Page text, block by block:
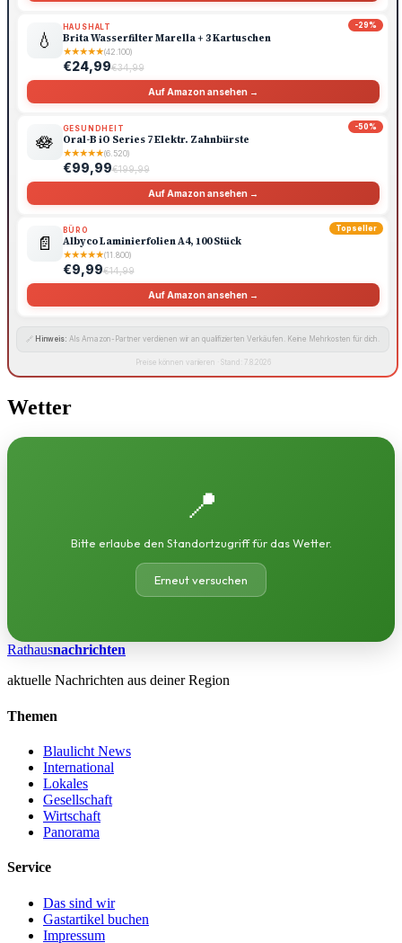
-29%
💧
HAUSHALT
Brita Wasserfilter Marella + 3 Kartuschen
★★★★★(42.100)
€24,99€34,99
Auf Amazon ansehen →
-50%
🪷
GESUNDHEIT
Oral-B iO Series 7 Elektr. Zahnbürste
★★★★★(6.520)
€99,99€199,99
Auf Amazon ansehen →
Topseller
📄
BÜRO
Albyco Laminierfolien A4, 100 Stück
★★★★★(11.800)
€9,99€14,99
Auf Amazon ansehen →
🔗 Hinweis: Als Amazon-Partner verdienen wir an qualifizierten Verkäufen. Keine Mehrkosten für dich.
Preise können variieren · Stand: 7.8.2026
Wetter
📍
Bitte erlaube den Standortzugriff für das Wetter.
Erneut versuchen
Rathausnachrichten
aktuelle Nachrichten aus deiner Region
Themen
Blaulicht News
International
Lokales
Gesellschaft
Wirtschaft
Panorama
Service
Das sind wir
Gastartikel buchen
Impressum